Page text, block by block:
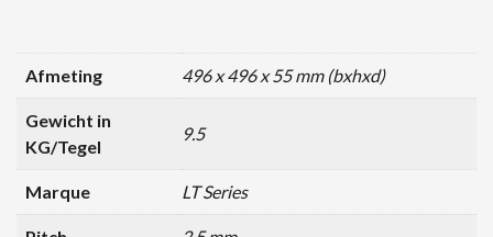
Afmeting 496 x 496 x 55 mm (bxhxd)
Gewicht in
KG/Tegel
9.5
Marque LT Series